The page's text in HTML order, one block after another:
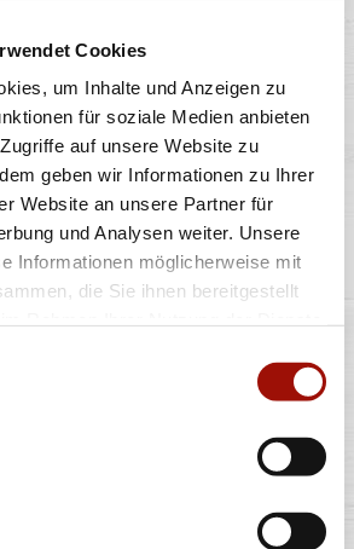
Cookies
um Inhalte und Anzeigen zu
für soziale Medien anbieten
auf unsere Website zu
geben wir Informationen zu Ihrer
Website an unsere Partner für
und Analysen weiter. Unsere
Informationen möglicherweise mit
die Sie ihnen bereitgestellt
POMMES
Frites inclusive Dip nach Wahl
5,49 €
SIZILIANA